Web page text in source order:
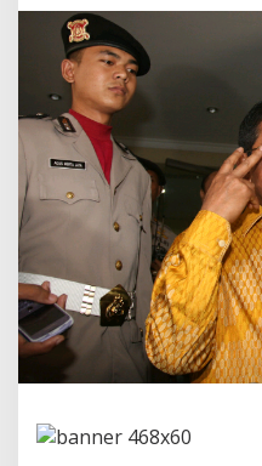
l
s
M
h
a
n
M
a
n
t
a
M
e